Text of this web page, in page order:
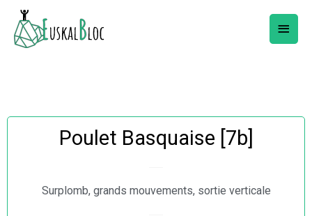
contenu
Menu
Poulet Basquaise [7b]
Surplomb, grands mouvements, sortie verticale